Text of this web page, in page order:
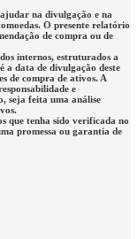
na divulgação e na
O presente relatório
de compra ou de
internos, estruturados a
a data de divulgação deste
de compra de ativos. A
e
seja feita uma análise
que tenha sido verificada no
promessa ou garantia de